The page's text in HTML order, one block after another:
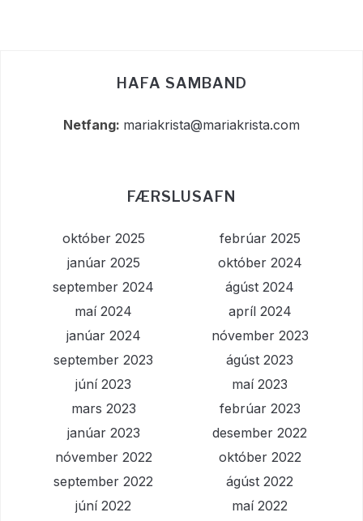
HAFA SAMBAND
Netfang: mariakrista@mariakrista.com
FÆRSLUSAFN
október 2025
febrúar 2025
janúar 2025
október 2024
september 2024
ágúst 2024
maí 2024
apríl 2024
janúar 2024
nóvember 2023
september 2023
ágúst 2023
júní 2023
maí 2023
mars 2023
febrúar 2023
janúar 2023
desember 2022
nóvember 2022
október 2022
september 2022
ágúst 2022
júní 2022
maí 2022